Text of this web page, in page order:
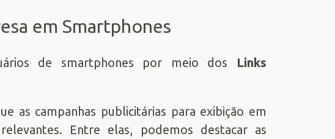
em Smartphones
de smartphones por meio dos Links
as campanhas publicitárias para exibição em
Entre elas, podemos destacar as